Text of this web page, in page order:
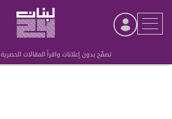
تصفّح بدون إعلانات واقرأ المقالات الحصرية
Advertisement